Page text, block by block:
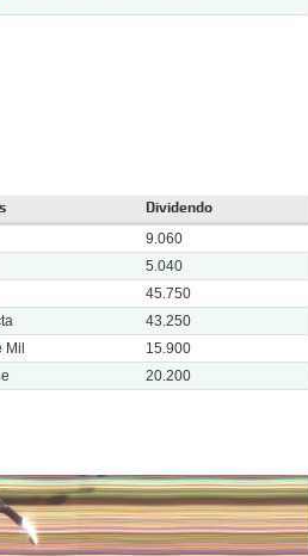
Dividendo
9.060
5.040
45.750
43.250
Mil
15.900
20.200